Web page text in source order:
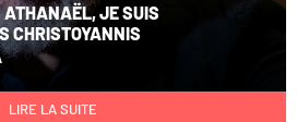
ATHANAËL, JE SUIS
CHRISTOYANNIS
LIRE LA SUITE